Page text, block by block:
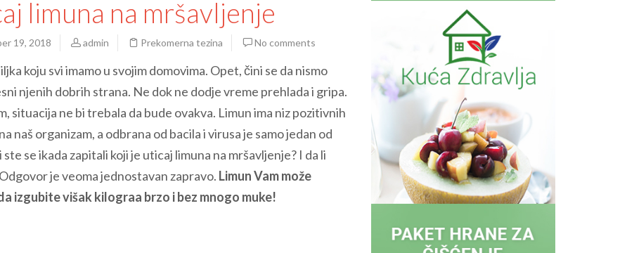
limuna na mršavljenje
19, 2018 admin Prekomerna tezina No comments
koju svi imamo u svojim domovima. Opet, čini se da nismo
njenih dobrih strana. Ne dok ne dodje vreme prehlada i gripa.
situacija ne bi trebala da bude ovakva. Limun ima niz pozitivnih
naš organizam, a odbrana od bacila i virusa je samo jedan od
ste se ikada zapitali koji je uticaj limuna na mršavljenje? I da li
je veoma jednostavan zapravo. Limun Vam može
izgubite višak kilograa brzo i bez mnogo muke!